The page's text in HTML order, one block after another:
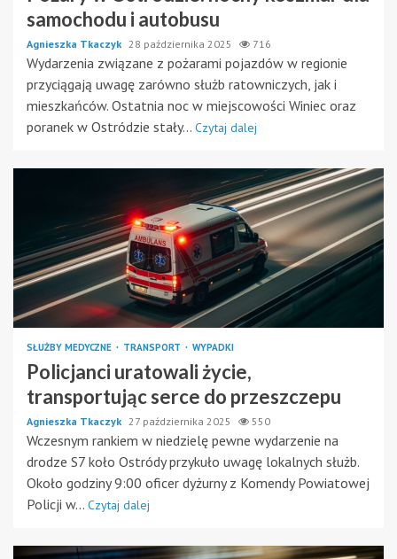
samochodu i autobusu
Agnieszka Tkaczyk 28 października 2025 716
Wydarzenia związane z pożarami pojazdów w regionie
przyciągają uwagę zarówno służb ratowniczych, jak i
mieszkańców. Ostatnia noc w miejscowości Winiec oraz
poranek w Ostródzie stały... Czytaj dalej
SŁUŻBY MEDYCZNE TRANSPORT WYPADKI
Policjanci uratowali życie,
transportując serce do przeszczepu
Agnieszka Tkaczyk 27 października 2025 550
Wczesnym rankiem w niedzielę pewne wydarzenie na
drodze S7 koło Ostródy przykuło uwagę lokalnych służb.
Około godziny 9:00 oficer dyżurny z Komendy Powiatowej
Policji w... Czytaj dalej